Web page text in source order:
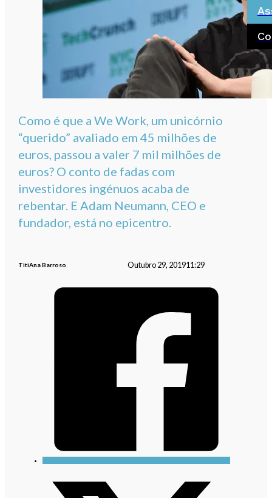
Como é que a We Work, um unicórnio
“querido” avaliado em 45 milhões de
euros, passou a valer 7 mil milhões de
euros? O conto de fadas com
investidores ingénuos acaba de
rebentar. E Adam Neumann, CEO e
fundador, está no epicentro.
TitiAna Barroso Outubro 29, 201911:29